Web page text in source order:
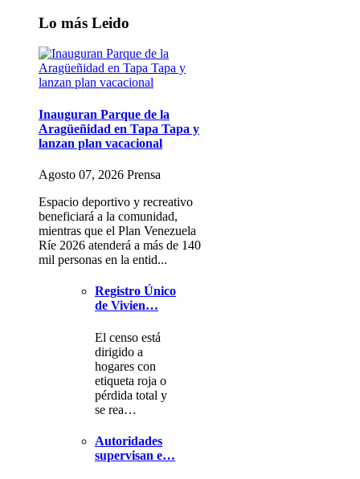
Lo más Leido
Inauguran Parque de la
Aragüeñidad en Tapa Tapa y
lanzan plan vacacional
Agosto 07, 2026 Prensa
Espacio deportivo y recreativo
beneficiará a la comunidad,
mientras que el Plan Venezuela
Ríe 2026 atenderá a más de 140
mil personas en la entid...
Registro Único
de Vivien…
El censo está
dirigido a
hogares con
etiqueta roja o
pérdida total y
se rea…
Autoridades
supervisan e…